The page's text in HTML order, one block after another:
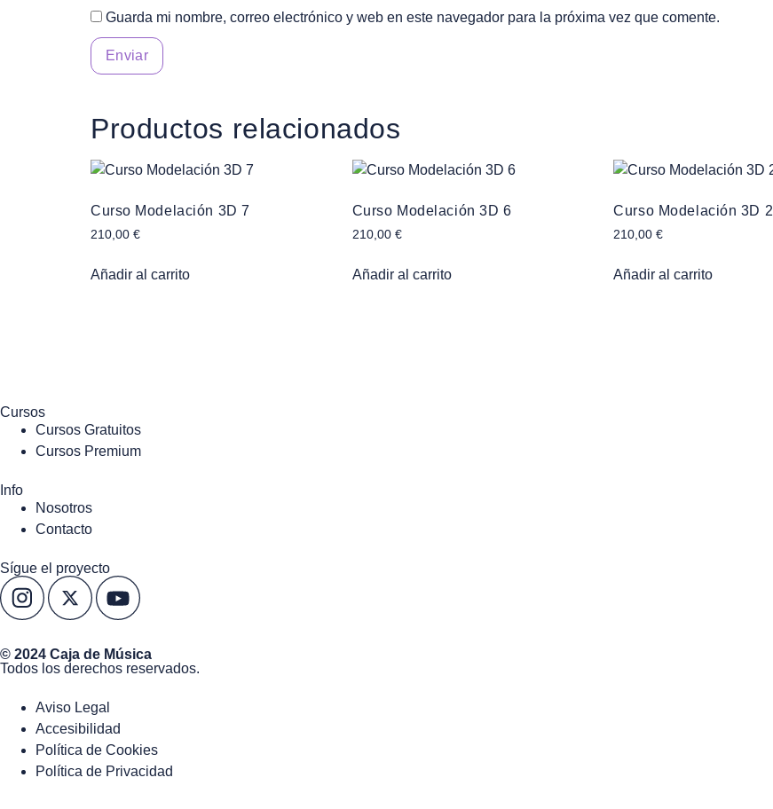
Guarda mi nombre, correo electrónico y web en este navegador para la próxima vez que comente.
Productos relacionados
Curso Modelación 3D 7
210,00 €
Añadir al carrito
Curso Modelación 3D 6
210,00 €
Añadir al carrito
Curso Modelación 3D 2
210,00€
Añadir al carrito
Cursos
Cursos Gratuitos
Cursos Premium
Info
Nosotros
Contacto
Sígue el proyecto
© 2024 Caja de Música
Todos los derechos reservados.
Aviso Legal
Accesibilidad
Política de Cookies
Política de Privacidad